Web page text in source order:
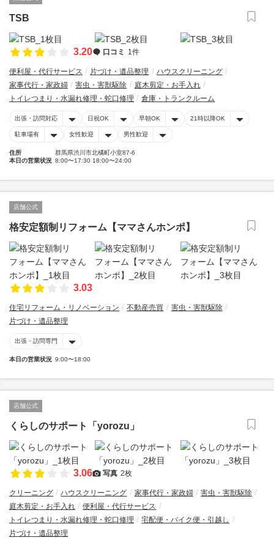
TSB
3.20 口コミ 1件
便利屋・代行サービス 片づけ・遺品整理
ハウスクリーニング
家事代行・家政婦
害虫・害獣駆除
庭木剪定・お手入れ
トイレつまり・水漏れ修理・蛇口修理
倉庫・トランクルーム
出張・訪問対応 日祝OK 早朝OK 21時以降OK
駐車場有 女性歓迎 男性歓迎
住所
群馬県渋川市北橘町小室87-6
本日の営業状況 8:00〜17:30 18:00〜24:00
店舗公式
格安定額制リフォーム【ママさんホンポ】
3.03
住宅リフォーム・リノベーション 不動産売買
害虫・害獣駆除
片づけ・遺品整理
出張・訪問専門
本日の営業状況 9:00〜18:00
店舗公式
くらしのサポート「yorozu」
3.06 写真 2枚
クリーニング ハウスクリーニング 家事代行・家政婦
害虫・害獣駆除
庭木剪定・お手入れ
便利屋・代行サービス
トイレつまり・水漏れ修理・蛇口修理
宅配便・バイク便・引越し
片づけ・遺品整理